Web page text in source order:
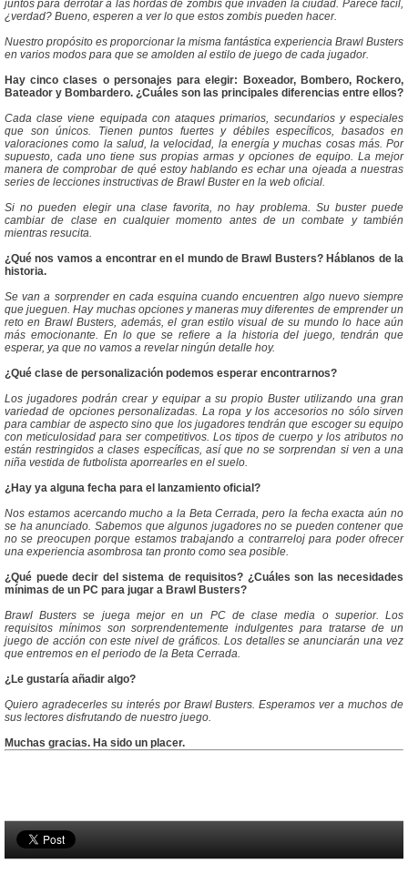
juntos para derrotar a las hordas de zombis que invaden la ciudad. Parece fácil,
¿verdad? Bueno, esperen a ver lo que estos zombis pueden hacer.
Nuestro propósito es proporcionar la misma fantástica experiencia Brawl Busters
en varios modos para que se amolden al estilo de juego de cada jugador.
Hay cinco clases o personajes para elegir: Boxeador, Bombero, Rockero,
Bateador y Bombardero. ¿Cuáles son las principales diferencias entre ellos?
Cada clase viene equipada con ataques primarios, secundarios y especiales
que son únicos. Tienen puntos fuertes y débiles específicos, basados en
valoraciones como la salud, la velocidad, la energía y muchas cosas más. Por
supuesto, cada uno tiene sus propias armas y opciones de equipo. La mejor
manera de comprobar de qué estoy hablando es echar una ojeada a nuestras
series de lecciones instructivas de Brawl Buster en la web oficial.
Si no pueden elegir una clase favorita, no hay problema. Su buster puede
cambiar de clase en cualquier momento antes de un combate y también
mientras resucita.
¿Qué nos vamos a encontrar en el mundo de Brawl Busters? Háblanos de la
historia.
Se van a sorprender en cada esquina cuando encuentren algo nuevo siempre
que jueguen. Hay muchas opciones y maneras muy diferentes de emprender un
reto en Brawl Busters, además, el gran estilo visual de su mundo lo hace aún
más emocionante. En lo que se refiere a la historia del juego, tendrán que
esperar, ya que no vamos a revelar ningún detalle hoy.
¿Qué clase de personalización podemos esperar encontrarnos?
Los jugadores podrán crear y equipar a su propio Buster utilizando una gran
variedad de opciones personalizadas. La ropa y los accesorios no sólo sirven
para cambiar de aspecto sino que los jugadores tendrán que escoger su equipo
con meticulosidad para ser competitivos. Los tipos de cuerpo y los atributos no
están restringidos a clases específicas, así que no se sorprendan si ven a una
niña vestida de futbolista aporrearles en el suelo.
¿Hay ya alguna fecha para el lanzamiento oficial?
Nos estamos acercando mucho a la Beta Cerrada, pero la fecha exacta aún no
se ha anunciado. Sabemos que algunos jugadores no se pueden contener que
no se preocupen porque estamos trabajando a contrarreloj para poder ofrecer
una experiencia asombrosa tan pronto como sea posible.
¿Qué puede decir del sistema de requisitos? ¿Cuáles son las necesidades
mínimas de un PC para jugar a Brawl Busters?
Brawl Busters se juega mejor en un PC de clase media o superior. Los
requisitos mínimos son sorprendentemente indulgentes para tratarse de un
juego de acción con este nivel de gráficos. Los detalles se anunciarán una vez
que entremos en el periodo de la Beta Cerrada.
¿Le gustaría añadir algo?
Quiero agradecerles su interés por Brawl Busters. Esperamos ver a muchos de
sus lectores disfrutando de nuestro juego.
Muchas gracias. Ha sido un placer.